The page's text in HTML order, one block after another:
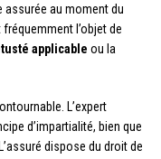
assurée au moment du
l’objet de
applicable ou la
L’expert
d’impartialité, bien que
dispose du droit de